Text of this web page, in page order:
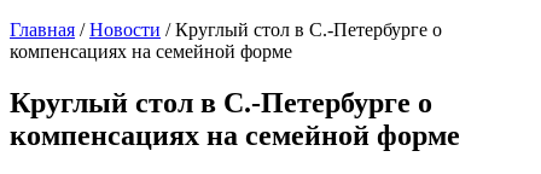
Главная /Новости /Круглый стол в С.-Петербурге о
компенсациях на семейной форме
Круглый стол в С.-Петербурге о
компенсациях на семейной форме